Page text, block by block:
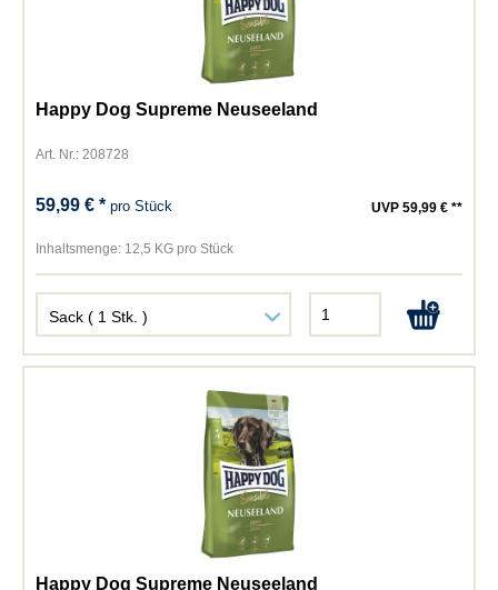
Happy Dog Supreme Neuseeland
Art. Nr.: 208728
59,99 € *pro Stück UVP 59,99 € **
Inhaltsmenge: 12,5 KG pro Stück
Happy Dog Supreme Neuseeland